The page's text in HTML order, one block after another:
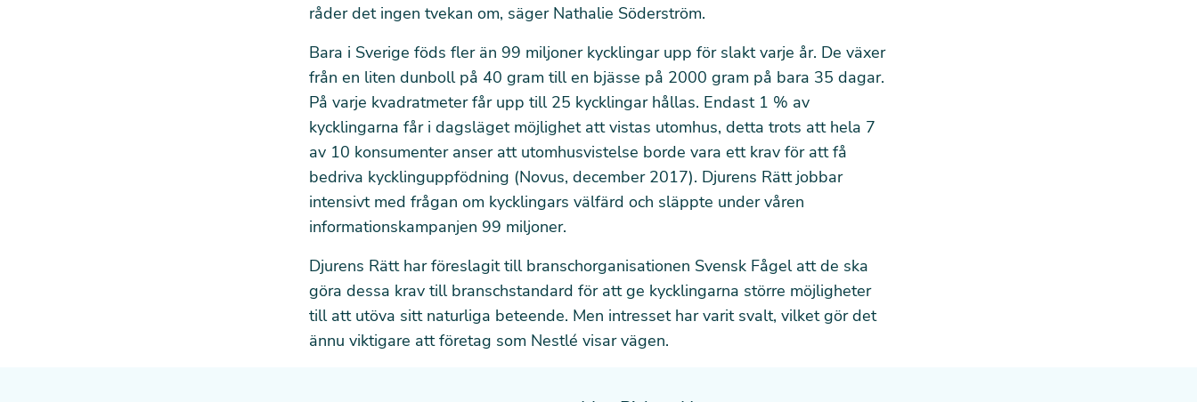
råder det ingen tvekan om, säger Nathalie Söderström.
Bara i Sverige föds fler än 99 miljoner kycklingar upp för slakt varje år. De växer
från en liten dunboll på 40 gram till en bjässe på 2000 gram på bara 35 dagar.
På varje kvadratmeter får upp till 25 kycklingar hållas. Endast 1 % av
kycklingarna får i dagsläget möjlighet att vistas utomhus, detta trots att hela 7
av 10 konsumenter anser att utomhusvistelse borde vara ett krav för att få
bedriva kycklinguppfödning (Novus, december 2017). Djurens Rätt jobbar
intensivt med frågan om kycklingars välfärd och släppte under våren
informationskampanjen 99 miljoner.
Djurens Rätt har föreslagit till branschorganisationen Svensk Fågel att de ska
göra dessa krav till branschstandard för att ge kycklingarna större möjligheter
till att utöva sitt naturliga beteende. Men intresset har varit svalt, vilket gör det
ännu viktigare att företag som Nestlé visar vägen.